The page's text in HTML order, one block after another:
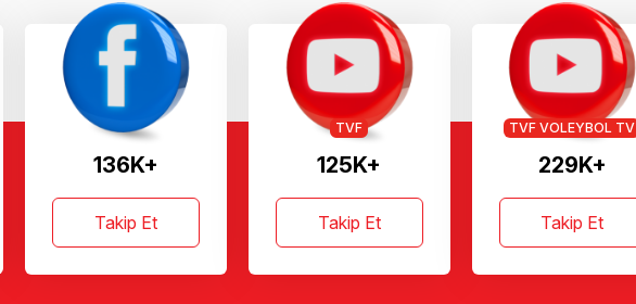
136K+
Takip Et
125K+
TVF
Takip Et
229K+
TVF VOLEYBOL TV
Takip Et